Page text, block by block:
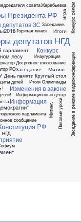
Президента РФ
лесу
ЗС
депутатов НГД
совета
Горячая линия
РО
детей
День памяти
Досрочное голосование
Жеребьевка
Заседание Заседание в режиме видеоконференции
парламента
Заседание.
Изменения в законе
Инаугурация
сообщение
Информационный центр
Информация
Итоги
Итоги Олимпиады
Конкурс
Конкурс селфи
РФ
Круглый стол
Митинг
Митинг.
НГД
Павовые уроки
игра